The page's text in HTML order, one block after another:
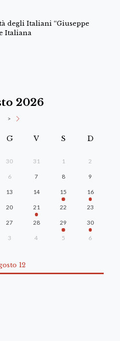
degli Italiani “Giuseppe
Italiana
2026
>
G V S D
30 31 1 2
6 7 8 9
13 14 15 16
20 21 22 23
27 28 29 30
3 4 5 6
12